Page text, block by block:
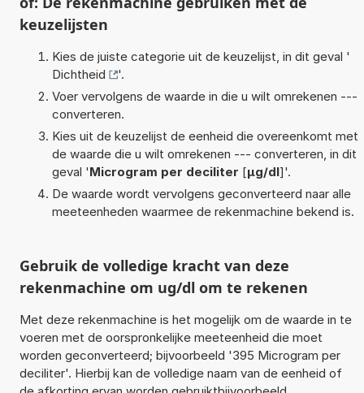
keuzelijsten
Kies de juiste categorie uit de keuzelijst, in dit geval '
Dichtheid
'.
Voer vervolgens de waarde in die u wilt omrekenen ---
converteren.
Kies uit de keuzelijst de eenheid die overeenkomt met
de waarde die u wilt omrekenen --- converteren, in dit
geval 'Microgram per deciliter [µg/dl]'.
De waarde wordt vervolgens geconverteerd naar alle
meeteenheden waarmee de rekenmachine bekend is.
Gebruik de volledige kracht van deze
rekenmachine om ug/dl om te rekenen
Met deze rekenmachine is het mogelijk om de waarde in te
voeren met de oorspronkelijke meeteenheid die moet
worden geconverteerd; bijvoorbeeld '395 Microgram per
deciliter'. Hierbij kan de volledige naam van de eenheid of